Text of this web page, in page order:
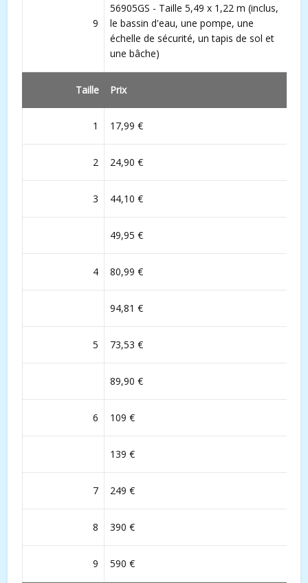
9
56905GS - Taille 5,49 x 1,22 m (inclus,
le bassin d'eau, une pompe, une
échelle de sécurité, un tapis de sol et
une bâche)
Taille Prix
1 17,99 €
2 24,90 €
3 44,10 €
49,95 €
4 80,99 €
94,81 €
5 73,53 €
89,90 €
6 109 €
139 €
7 249 €
8 390 €
9 590 €